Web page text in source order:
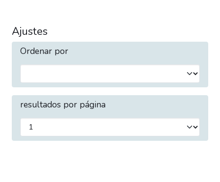
Ajustes
Ordenar por
resultados por página